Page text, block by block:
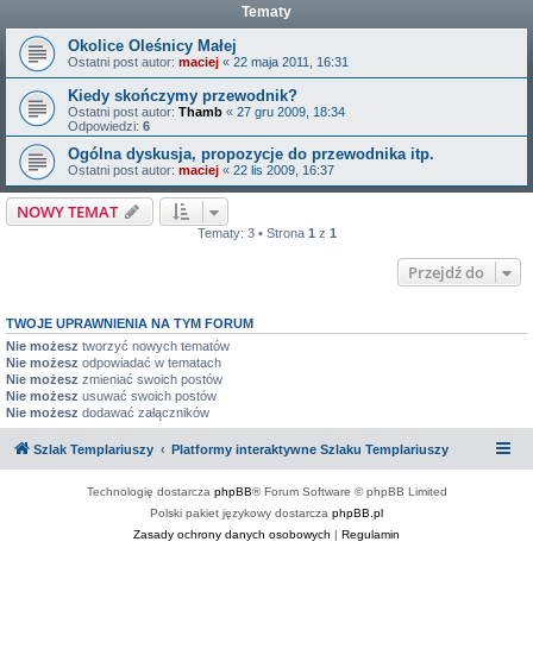
Tematy
Okolice Oleśnicy Małej
Ostatni post autor: maciej « 22 maja 2011, 16:31
Kiedy skończymy przewodnik?
Ostatni post autor: Thamb « 27 gru 2009, 18:34
Odpowiedzi: 6
Ogólna dyskusja, propozycje do przewodnika itp.
Ostatni post autor: maciej « 22 lis 2009, 16:37
NOWY TEMAT
Tematy: 3 • Strona 1 z 1
Przejdź do
TWOJE UPRAWNIENIA NA TYM FORUM
Nie możesz tworzyć nowych tematów
Nie możesz odpowiadać w tematach
Nie możesz zmieniać swoich postów
Nie możesz usuwać swoich postów
Nie możesz dodawać załączników
Szlak Templariuszy Platformy interaktywne Szlaku Templariuszy
Technologię dostarcza phpBB® Forum Software © phpBB Limited
Polski pakiet językowy dostarcza phpBB.pl
Zasady ochrony danych osobowych | Regulamin